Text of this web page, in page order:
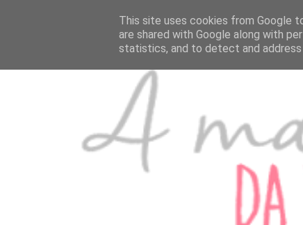
This site uses cookies from Google
are shared with Google along with
statistics, and to detect and address